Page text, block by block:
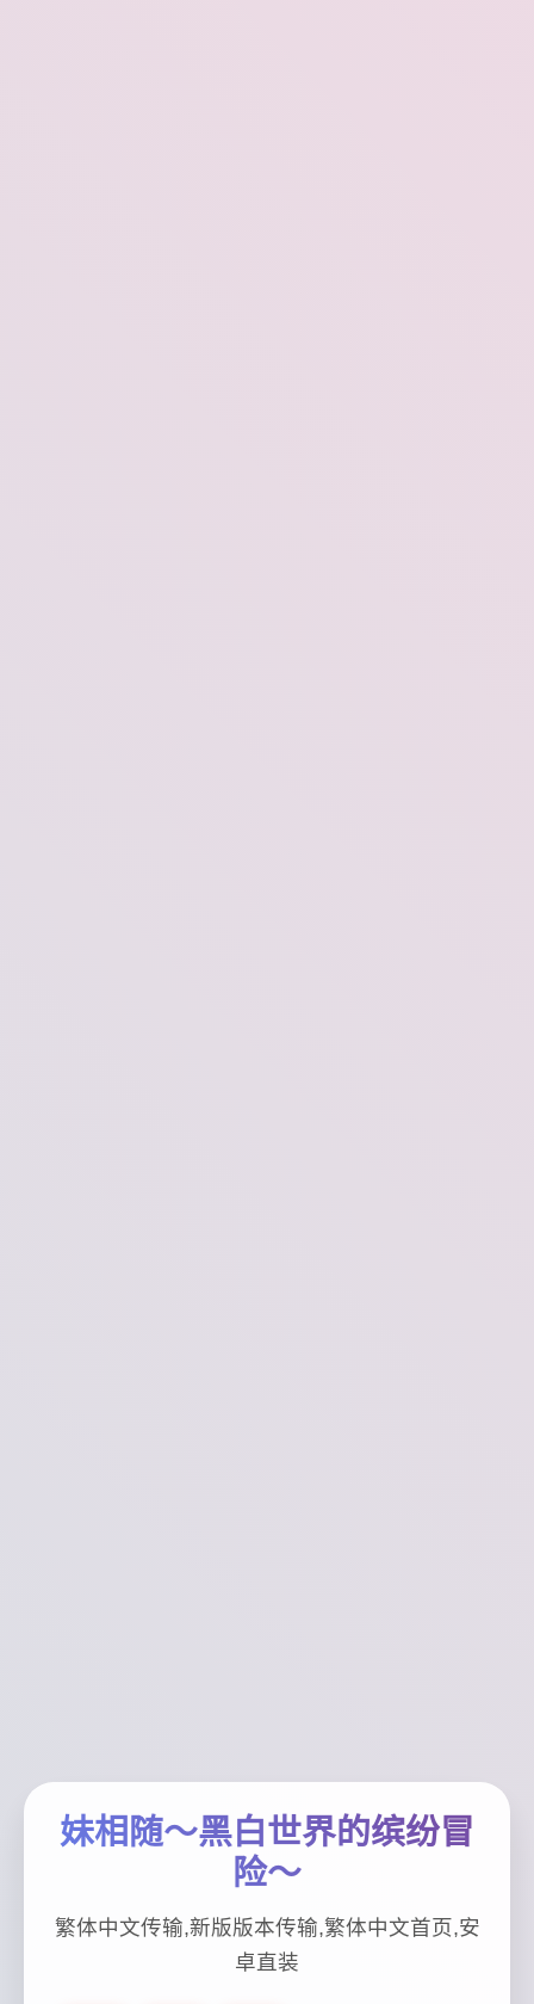
妹相随～黑白世界的缤纷冒
险～
繁体中文传输,新版版本传输,繁体中文首页,安
卓直装